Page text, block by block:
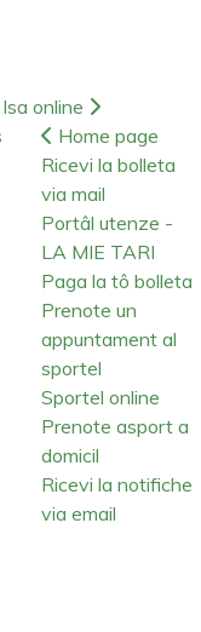
Isa online
Home page
Ricevi la bolleta
via mail
Portâl utenze -
LA MIE TARI
Paga la tô bolleta
Prenote un
appuntament al
sportel
Sportel online
Prenote asport a
domicil
Ricevi la notifiche
via email